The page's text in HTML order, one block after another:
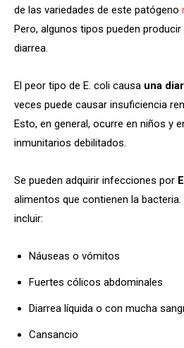
de las variedades de este patógeno
Pero, algunos tipos pueden
diarrea.
El peor tipo de E. coli causa una
veces puede causar insuficiencia
Esto, en general, ocurre en niños y
inmunitarios debilitados.
Se pueden adquirir infecciones por
alimentos que contienen la
incluir:
Náuseas o vómitos
Fuertes cólicos abdominales
Diarrea líquida o con mucha
Cansancio